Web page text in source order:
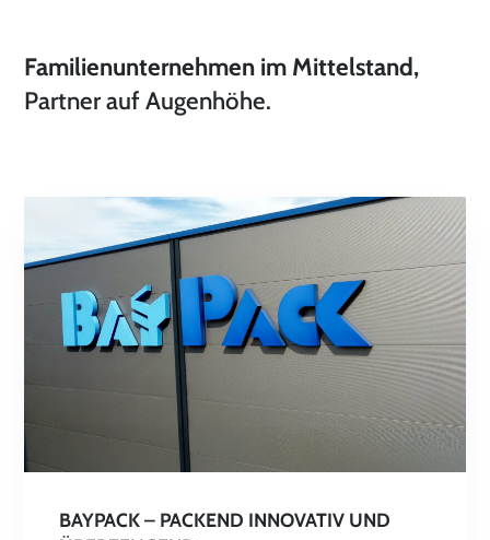
Familienunternehmen im Mittelstand,
Partner auf Augenhöhe.
BAYPACK – PACKEND INNOVATIV UND